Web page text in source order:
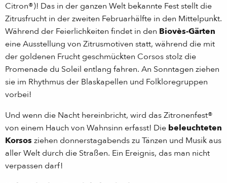
Citron®)! Das in der ganzen Welt bekannte Fest stellt die
Zitrusfrucht in der zweiten Februarhälfte in den Mittelpunkt.
Während der Feierlichkeiten findet in den Biovès-Gärten
eine Ausstellung von Zitrusmotiven statt, während die mit
der goldenen Frucht geschmückten Corsos stolz die
Promenade du Soleil entlang fahren. An Sonntagen ziehen
sie im Rhythmus der Blaskapellen und Folkloregruppen
vorbei!
Und wenn die Nacht hereinbricht, wird das Zitronenfest®
von einem Hauch von Wahnsinn erfasst! Die beleuchteten
Korsos ziehen donnerstagabends zu Tänzen und Musik aus
aller Welt durch die Straßen. Ein Ereignis, das man nicht
verpassen darf!